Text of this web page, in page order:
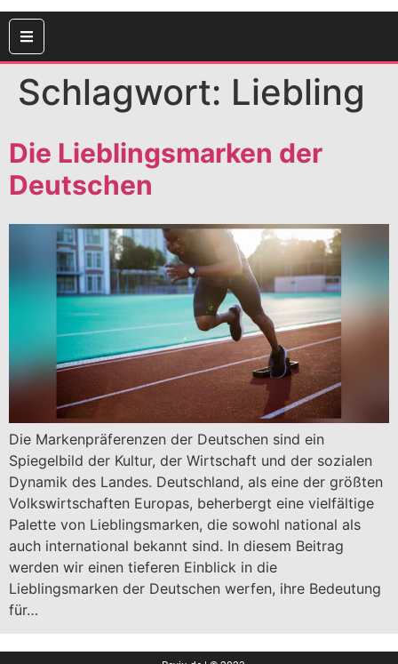
Schlagwort: Liebling
Die Lieblingsmarken der
Deutschen
Die Markenpräferenzen der Deutschen sind ein
Spiegelbild der Kultur, der Wirtschaft und der sozialen
Dynamik des Landes. Deutschland, als eine der größten
Volkswirtschaften Europas, beherbergt eine vielfältige
Palette von Lieblingsmarken, die sowohl national als
auch international bekannt sind. In diesem Beitrag
werden wir einen tieferen Einblick in die
Lieblingsmarken der Deutschen werfen, ihre Bedeutung
für…